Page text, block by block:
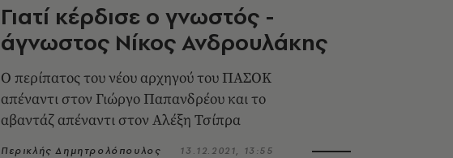
Γιατί κέρδισε ο γνωστός -
άγνωστος Νίκος Ανδρουλάκης
Ο περίπατος του νέου αρχηγού του ΠΑΣΟΚ
απέναντι στον Γιώργο Παπανδρέου και το
αβαντάζ απέναντι στον Αλέξη Τσίπρα
Περικλής Δημητρολόπουλος 13.12.2021, 13:55